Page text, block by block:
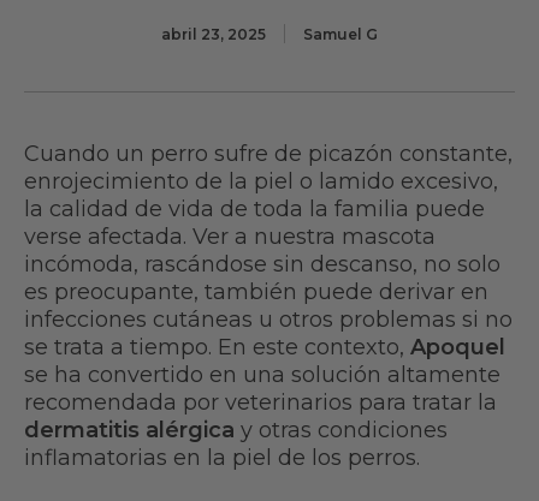
abril 23, 2025 Samuel G
Cuando un perro sufre de picazón constante,
enrojecimiento de la piel o lamido excesivo,
la calidad de vida de toda la familia puede
verse afectada. Ver a nuestra mascota
incómoda, rascándose sin descanso, no solo
es preocupante, también puede derivar en
infecciones cutáneas u otros problemas si no
se trata a tiempo. En este contexto, Apoquel
se ha convertido en una solución altamente
recomendada por veterinarios para tratar la
dermatitis alérgica y otras condiciones
inflamatorias en la piel de los perros.